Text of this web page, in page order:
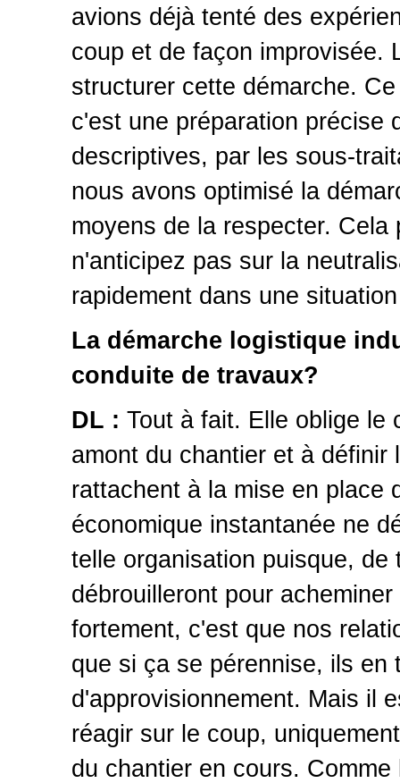
avions déjà tenté des
coup et de façon improvisée.
structurer cette démarche.
c'est une préparation précise
descriptives, par les sous-
nous avons optimisé la
moyens de la respecter.
n'anticipez pas sur la
rapidement dans une
La démarche logistique
conduite de travaux?
DL : Tout à fait. Elle oblige le
amont du chantier et à
rattachent à la mise en place
économique instantanée ne
telle organisation puisque,
débrouilleront pour
fortement, c'est que nos
que si ça se pérennise, ils
d'approvisionnement. Mais il
réagir sur le coup,
du chantier en cours.